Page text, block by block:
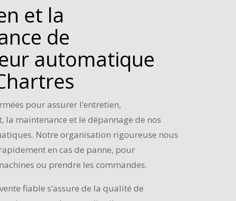
et la
de
automatique
pour assurer l’entretien,
la maintenance et le dépannage de nos
Notre organisation rigoureuse nous
en cas de panne, pour
ou prendre les commandes.
fiable s’assure de la qualité de